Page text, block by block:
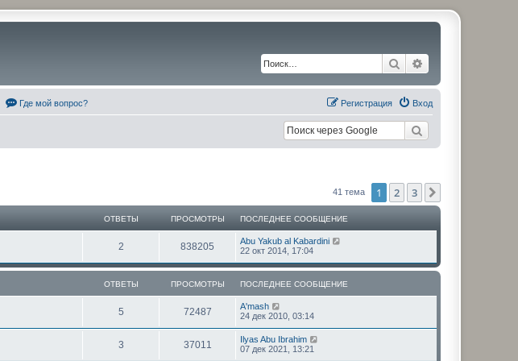
Поиск
Где мой вопрос? Вход
Регистрация
41 тема 1 2 3
ОТВЕТЫ ПРОСМОТРЫ ПОСЛЕДНЕЕ СООБЩЕНИЕ
2О
т
в
е
т
ы
838205
р
о
м
П
о
л
д
н
е
е
с
о
о
Abu Yakub al Kabardini
22 окт 2014, 17:04
ОТВЕТЫ ПРОСМОТРЫ ПОСЛЕДНЕЕ СООБЩЕНИЕ
5О
т
72487П
р
П
о
л
е
д
A'mash
24 дек 2010, 03:14
3О
37011
П
о
Ilyas Abu Ibrahim
07 дек 2021, 13:21